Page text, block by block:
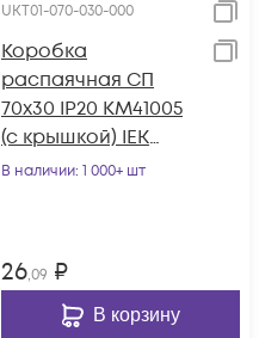
UKT01-070-030-000
Коробка
распаячная СП
70х30 IP20 КМ41005
(с крышкой) IEK
UKT01-070-030-000
В наличии: 1 000+ шт
26,09 ₽
В корзину